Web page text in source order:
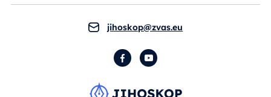
jihoskop@zvas.eu
FacebookYouTube